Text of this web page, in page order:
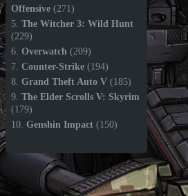
Offensive (271)
5. The Witcher 3: Wild Hunt
(229)
6. Overwatch (209)
7. Counter-Strike (194)
8. Grand Theft Auto V (185)
9. The Elder Scrolls V: Skyrim
(179)
10. Genshin Impact (150)